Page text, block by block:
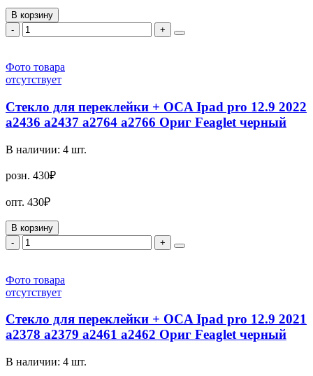
В корзину
-
+
Фото товара
отсутствует
Стекло для переклейки + OCA Ipad pro 12.9 2022
a2436 a2437 a2764 a2766 Ориг Feaglet черный
В наличии: 4 шт.
розн. 430₽
опт. 430₽
В корзину
-
+
Фото товара
отсутствует
Стекло для переклейки + OCA Ipad pro 12.9 2021
a2378 a2379 a2461 a2462 Ориг Feaglet черный
В наличии: 4 шт.